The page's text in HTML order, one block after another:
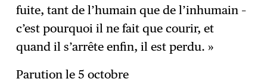
fuite, tant de l’humain que de l’inhumain –
c’est pourquoi il ne fait que courir, et
quand il s’arrête enfin, il est perdu. »
Parution le 5 octobre